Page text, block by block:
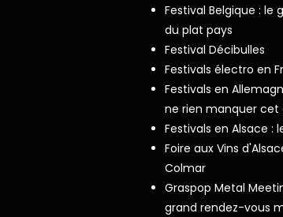
Festival Belgique : le
du plat pays
Festival Décibulles
Festivals électro en
Festivals en
ne rien manquer cet
Festivals en Alsace :
Foire aux Vins
Colmar
Graspop Metal
grand rendez-vous